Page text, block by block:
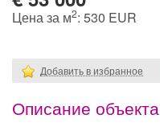
Цена за м2: 530 EUR
Добавить в избранное
Описание объекта